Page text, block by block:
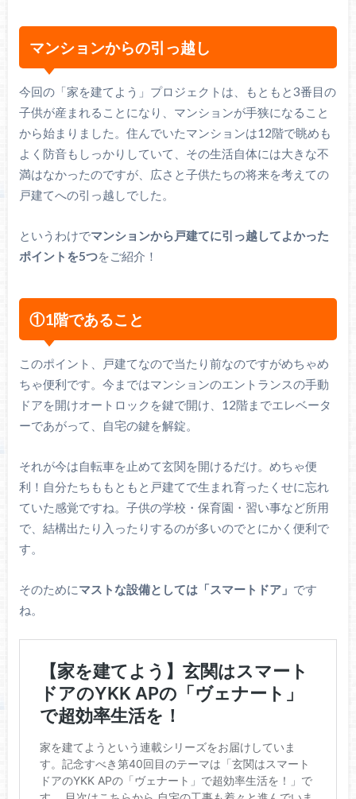
マンションからの引っ越し
今回の「家を建てよう」プロジェクトは、もともと3番目の
子供が産まれることになり、マンションが手狭になること
から始まりました。住んでいたマンションは12階で眺めも
よく防音もしっかりしていて、その生活自体には大きな不
満はなかったのですが、広さと子供たちの将来を考えての
戸建てへの引っ越しでした。
というわけでマンションから戸建てに引っ越してよかった
ポイントを5つをご紹介！
①1階であること
このポイント、戸建てなので当たり前なのですがめちゃめ
ちゃ便利です。今まではマンションのエントランスの手動
ドアを開けオートロックを鍵で開け、12階までエレベータ
ーであがって、自宅の鍵を解錠。
それが今は自転車を止めて玄関を開けるだけ。めちゃ便
利！自分たちももともと戸建てで生まれ育ったくせに忘れ
ていた感覚ですね。子供の学校・保育園・習い事など所用
で、結構出たり入ったりするのが多いのでとにかく便利で
す。
そのためにマストな設備としては「スマートドア」 です
ね。